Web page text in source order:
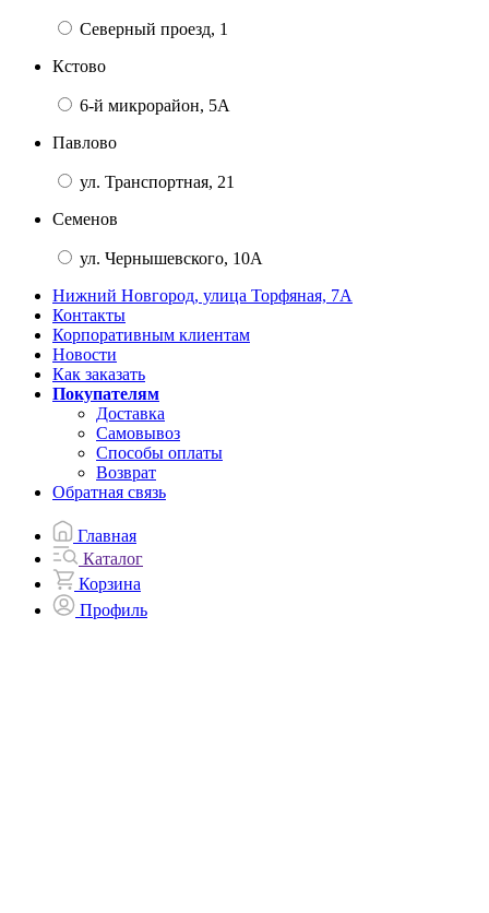
Северный проезд, 1
Кстово
6-й микрорайон, 5А
Павлово
ул. Транспортная, 21
Семенов
ул. Чернышевского, 10А
Нижний Новгород, улица Торфяная, 7А
Контакты
Корпоративным клиентам
Новости
Как заказать
Покупателям
Доставка
Самовывоз
Способы оплаты
Возврат
Обратная связь
Главная
Каталог
Корзина
Профиль